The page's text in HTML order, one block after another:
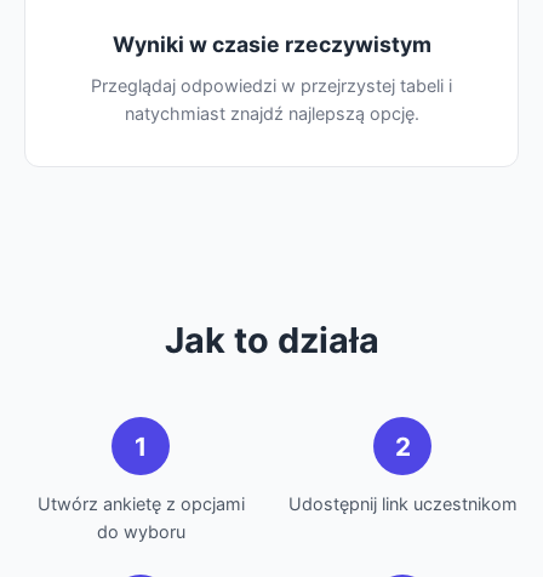
Wyniki w czasie rzeczywistym
Przeglądaj odpowiedzi w przejrzystej tabeli i
natychmiast znajdź najlepszą opcję.
Jak to działa
1
Utwórz ankietę z opcjami
do wyboru
2
Udostępnij link uczestnikom